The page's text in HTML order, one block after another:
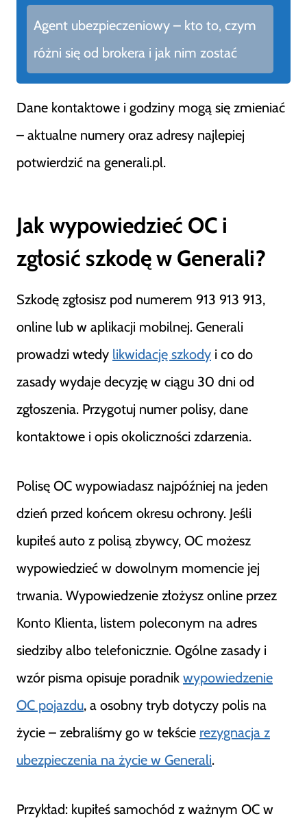
Agent ubezpieczeniowy – kto to, czym
różni się od brokera i jak nim zostać
Dane kontaktowe i godziny mogą się zmieniać
– aktualne numery oraz adresy najlepiej
potwierdzić na generali.pl.
Jak wypowiedzieć OC i
zgłosić szkodę w Generali?
Szkodę zgłosisz pod numerem 913 913 913,
online lub w aplikacji mobilnej. Generali
prowadzi wtedy likwidację szkody i co do
zasady wydaje decyzję w ciągu 30 dni od
zgłoszenia. Przygotuj numer polisy, dane
kontaktowe i opis okoliczności zdarzenia.
Polisę OC wypowiadasz najpóźniej na jeden
dzień przed końcem okresu ochrony. Jeśli
kupiłeś auto z polisą zbywcy, OC możesz
wypowiedzieć w dowolnym momencie jej
trwania. Wypowiedzenie złożysz online przez
Konto Klienta, listem poleconym na adres
siedziby albo telefonicznie. Ogólne zasady i
wzór pisma opisuje poradnik wypowiedzenie
OC pojazdu, a osobny tryb dotyczy polis na
życie – zebraliśmy go w tekście rezygnacja z
ubezpieczenia na życie w Generali.
Przykład: kupiłeś samochód z ważnym OC w